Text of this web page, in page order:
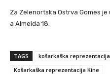
Za Zelenortska Ostrva Gomes
a Almeida 18.
TAGS
košarkaška
Košarkaška reprezentacija Kine